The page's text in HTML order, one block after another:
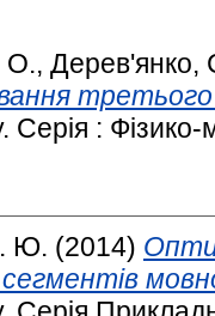
О., Дерев'янко,
Серія :
Ю. (2014)
сегментів